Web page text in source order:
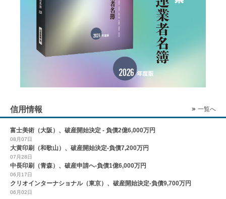
信用情報 一覧へ
富士美術（大阪）、破産開始決定 - 負債2億6,000万円
08月07日
大黄印刷（和歌山）、破産開始決定-負債7,200万円
07月28日
中長印刷（青森）、破産申請へ-負債1億6,000万円
06月17日
クリオインターナショナル（東京）、破産開始決定-負債9,700万円
06月02日